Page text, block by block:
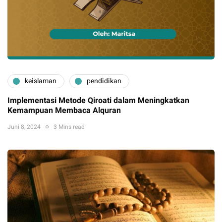
keislaman pendidikan
Implementasi Metode Qiroati dalam Meningkatkan
Kemampuan Membaca Alquran
Juni 8, 2024 3 Mins read